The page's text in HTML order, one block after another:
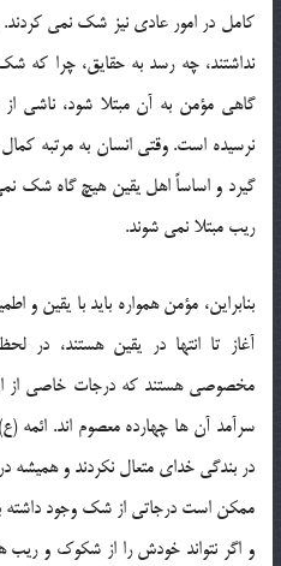
كامل در امور عادی نیز شك نمی
نداشتند، چه رسد به حقایق، چرا که
گاهی مؤمن به آن مبتلا شود، ناشی
نرسیده است. وقتی انسان به مرتبه
گیرد و اساساً اهل یقین هیچ گاه شك
ریب مبتلا نمی شوند.
بنابراین، مؤمن همواره باید با یقین و
آغاز تا انتها در یقین هستند، در
مخصوصی هستند كه درجات خاصی از
سرآمد آن ها چهارده معصوم اند. ائمه
در بندگی خدای متعال نكردند و همیشه در
ممكن است درجاتی از شك وجود داشته
و اگر نتواند خودش را از شكوك و ریب